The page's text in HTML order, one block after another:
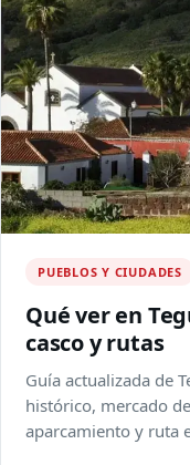
PUEBLOS Y CIUDADES
Qué ver en
casco y rutas
Guía actualizada de
histórico, mercado
aparcamiento y ruta